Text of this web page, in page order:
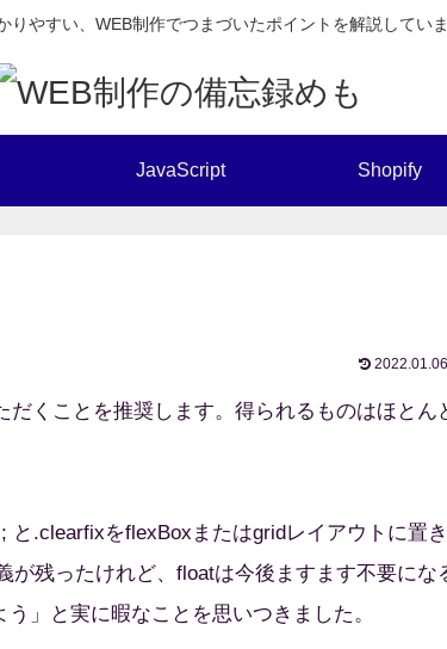
りやすい、WEB制作でつまづいたポイントを解説してい
JavaScript Shopify
2022.01.06
くことを推奨します。得られるものはほとん
.clearfixをflexBoxまたはgridレイアウトに置き
が残ったけれど、floatは今後ますます不要にな
」と実に暇なことを思いつきました。